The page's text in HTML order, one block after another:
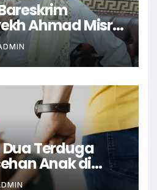
Ahmad Misry
Dugaan
Terduga
Anak di
Polisi